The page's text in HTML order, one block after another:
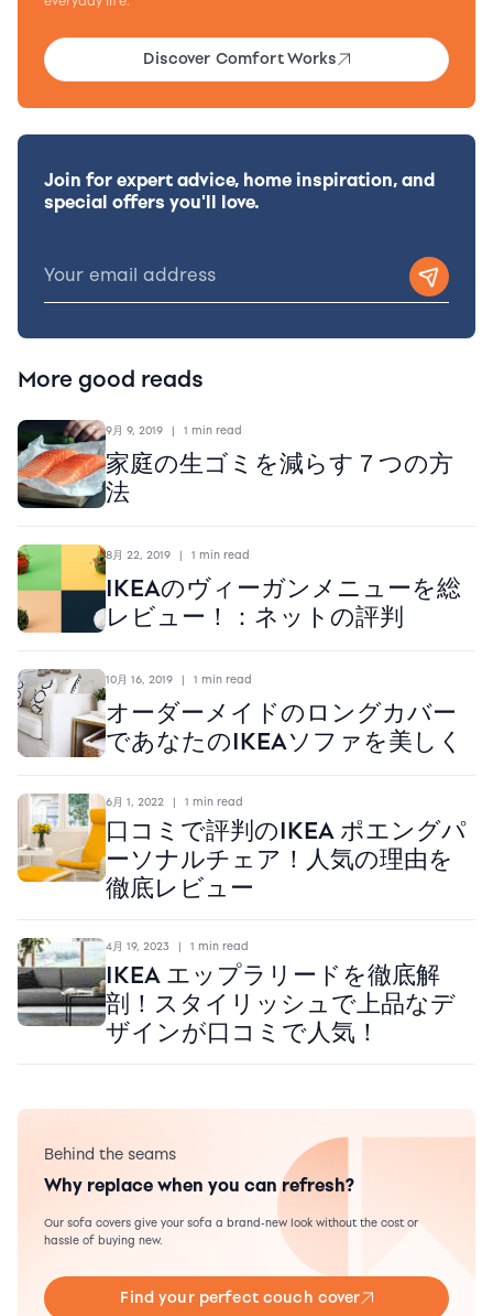
Discover Comfort Works
Join for expert advice, home inspiration, and
special offers you'll love.
More good reads
9月 9, 2019 | 1 min read
家庭の生ゴミを減らす７つの方
法
8月 22, 2019 | 1 min read
IKEAのヴィーガンメニューを総
レビュー！：ネットの評判
10月 16, 2019 | 1 min read
オーダーメイドのロングカバー
であなたのIKEAソファを美しく
6月 1, 2022 | 1 min read
口コミで評判のIKEA ポエングパ
ーソナルチェア！人気の理由を
徹底レビュー
4月 19, 2023 | 1 min read
IKEA エップラリードを徹底解
剖！スタイリッシュで上品なデ
ザインが口コミで人気！
Behind the seams
Why replace when you can refresh?
Our sofa covers give your sofa a brand-new look without the cost or
hassle of buying new.
Find your perfect couch cover